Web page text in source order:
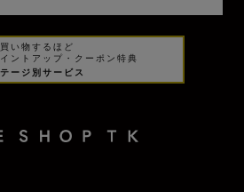
い物するほど
ントアップ・クーポン特典
ージ別サービス